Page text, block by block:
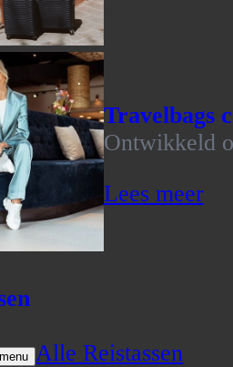
Travelbags
Ontwikkeld
Lees meer
Alle Reistassen